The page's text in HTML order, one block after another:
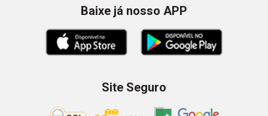
Baixe já nosso APP
Site Seguro